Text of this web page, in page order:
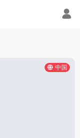
中国